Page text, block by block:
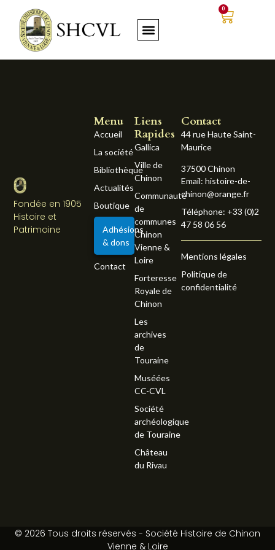
0
Fondée en 1905
Histoire et
Patrimoine
Liens
Rapides
Gallica
Ville de
Chinon
Communauté
de
communes
Chinon
Vienne &
Loire
Forteresse
Royale de
Chinon
Les
archives
de
Touraine
Muséées
CC-CVL
Société
archéologique
de Touraine
Château
du Rivau
Menu
Accueil
La société
Bibliothèque
Actualités
Boutique
Adhésions
& dons
Contact
Contact
44 rue Haute Saint-
Maurice
37500 Chinon
Email: histoire-de-
chinon@orange.fr
Téléphone: +33 (0)2
47 58 06 56
Mentions légales
Politique de
confidentialité
© 2026 Tous droits réservés - Société Histoire de Chinon
Vienne & Loire